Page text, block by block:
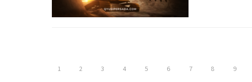
1 2 3 4 5 6 7 8 9